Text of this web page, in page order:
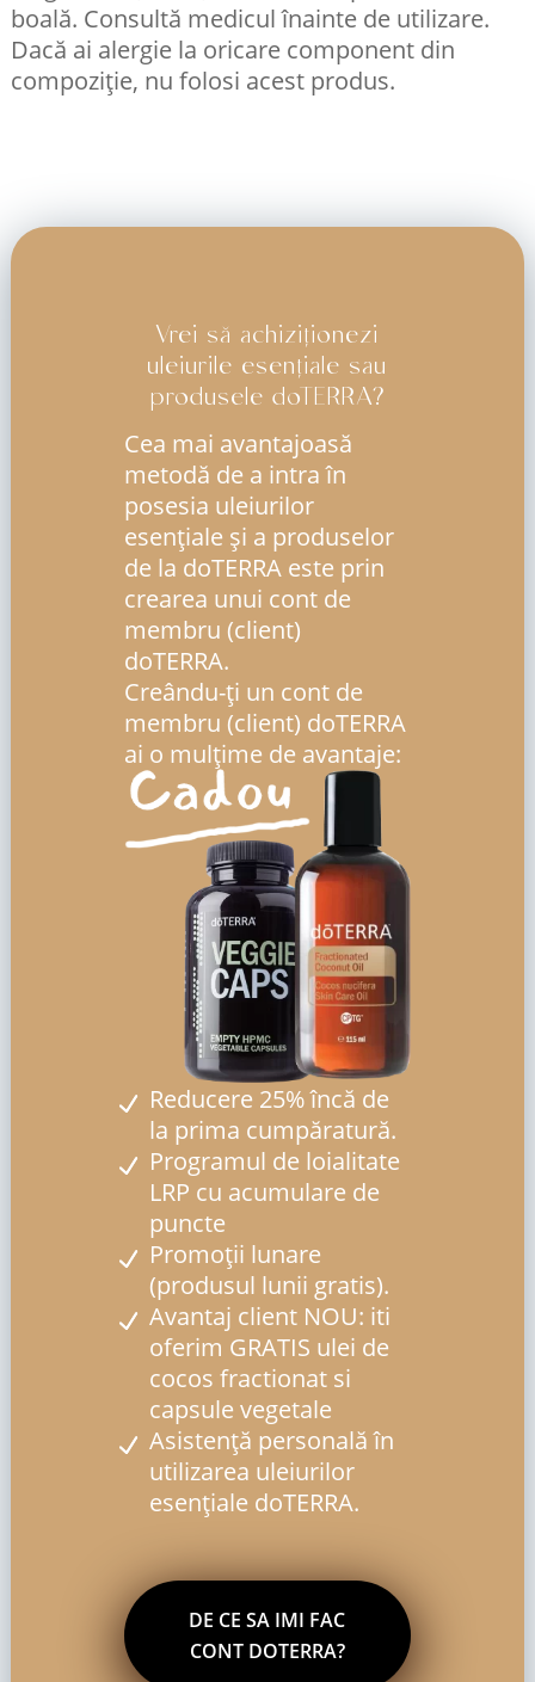
boală. Consultă medicul înainte de utilizare.
Dacă ai alergie la oricare component din
compoziție, nu folosi acest produs.
Vrei să achiziționezi
uleiurile esențiale sau
produsele doTERRA?
Cea mai avantajoasă
metodă de a intra în
posesia uleiurilor
esenţiale şi a produselor
de la doTERRA este prin
crearea unui cont de
membru (client)
doTERRA.
Creându-ți un cont de
membru (client) doTERRA
ai o mulțime de avantaje:
Reducere 25% încă de
la prima cumpăratură.
Programul de loialitate
LRP cu acumulare de
puncte
Promoții lunare
(produsul lunii gratis).
Avantaj client NOU: iti
oferim GRATIS ulei de
cocos fractionat si
capsule vegetale
Asistență personală în
utilizarea uleiurilor
esențiale doTERRA.
DE CE SA IMI FAC
CONT DOTERRA?